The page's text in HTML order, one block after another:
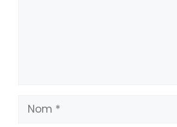
Nom